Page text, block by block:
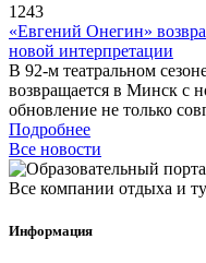
1243
«Евгений Онегин»
новой интерпретации
В 92-м театральном
возвращается в Минск с
обновление не только
Подробнее
Все новости
Все компании отдыха и
Информация